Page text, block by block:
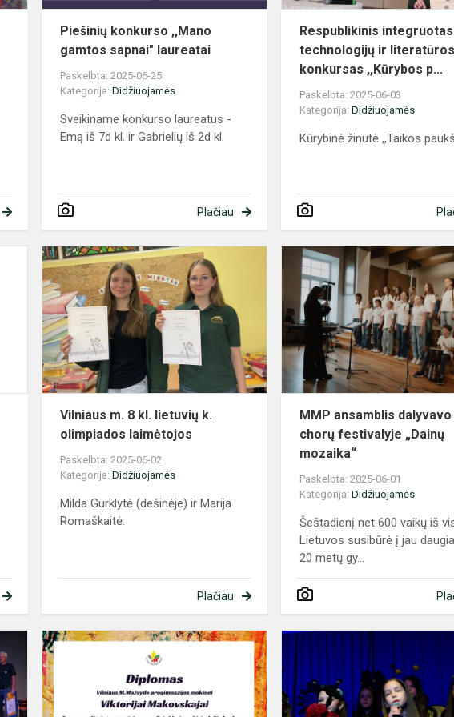
tūkstantme...
Piešinių konkurso ,,Mano
gamtos sapnai" laureatai
Paskelbta: 2025-06-25
Kategorija:Didžiuojamės
Sveikiname konkurso laureatus -
Emą iš 7d kl. ir Gabrielių iš 2d kl.
Plačiau
Respublikinis integruotas
technologijų ir
konkursas ,,Kūrybos p...
Paskelbta: 2025-06-03
Kategorija:Didžiuojamės
Kūrybinė žinutė ,,Taikos
Nacionalinis
konkursas
,,Lietuvos
kovų
laisvę
netekči...
Vilniaus
lietuvių
k.
olimpiados
laimėtojos
Vilniaus m. 8 kl. lietuvių k.
olimpiados laimėtojos
Paskelbta: 2025-06-02
Kategorija:Didžiuojamės
Milda Gurklytė (dešinėje) ir Marija
Romaškaitė.
Plačiau
MMP ansamblis dalyvavo
chorų festivalyje „Dainų
mozaika“
Paskelbta: 2025-06-01
Kategorija:Didžiuojamės
Šeštadienį net 600 vaikų iš
Lietuvos susibūrė į jau
20 metų gy...
Progimnazijos
ansamblis
„MMP“
–
Tarptautinio
piešinių
konkurso
laureatės